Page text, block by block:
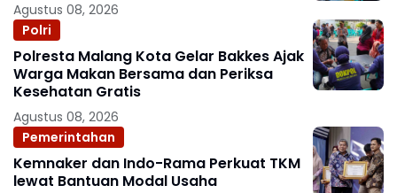
Agustus 08, 2026
Polri
Polresta Malang Kota Gelar Bakkes Ajak
Warga Makan Bersama dan Periksa
Kesehatan Gratis
Agustus 08, 2026
Pemerintahan
Kemnaker dan Indo-Rama Perkuat TKM
lewat Bantuan Modal Usaha